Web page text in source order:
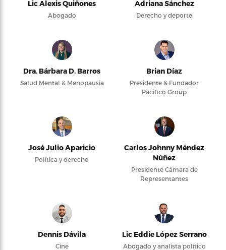
Lic Alexis Quiñones
Abogado
Adriana Sánchez
Derecho y deporte
Dra. Bárbara D. Barros
Salud Mental & Menopausia
Brian Díaz
Presidente & Fundador
Pacifico Group
José Julio Aparicio
Política y derecho
Carlos Johnny Méndez
Núñez
Presidente Cámara de
Representantes
Dennis Dávila
Cine
Lic Eddie López Serrano
Abogado y analista político